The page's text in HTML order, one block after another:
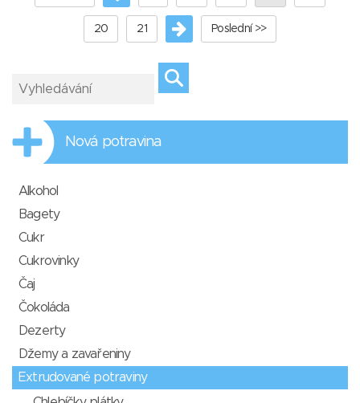
20 21 Poslední >>
Nová potravina
Alkohol
Bagety
Cukr
Cukrovinky
Čaj
Čokoláda
Dezerty
Džemy a zavařeniny
Extrudované potraviny